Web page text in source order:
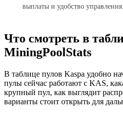
выплаты и удобство управления.
Что смотреть в
MiningPoolStats
В таблице пулов Kaspa удобно
пулы сейчас работают с KAS,
крупный пул, как выглядит
варианты стоит открыть для